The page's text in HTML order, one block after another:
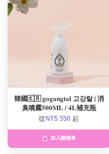
韓國🇰🇷 gogangtal 고강탈 | 消
臭噴霧500ML / 4L補充瓶
從 NT$ 550 起
加入購物車